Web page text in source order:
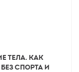
тела. Как
спорта и